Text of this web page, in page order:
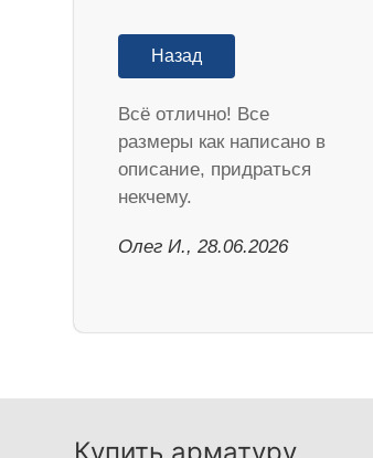
Назад
Всё отлично! Все
размеры как написано в
описание, придраться
некчему.
Олег И., 28.06.2026
Купить арматуру